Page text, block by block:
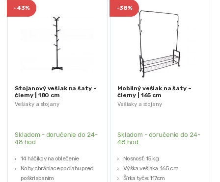
Vešiaky a stojany
-43%
Stojanový vešiak na šaty –
čierny | 180 cm
Skladom - doručenie do 24-
48 hod
14 háčikov na oblečenie
Nohy chrániace podlahu pred
poškriabaním
Vešiaky a stojany
-38%
Mobilný vešiak na šaty –
čierny | 165 cm
Skladom - doručenie do 24-
48 hod
Nosnosť: 15 kg
Výška vešiaka: 165 cm
Šírka tyče: 117cm